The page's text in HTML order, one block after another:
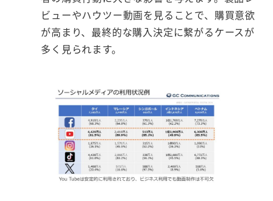
ビューやハウツー動画を見ることで、購買意欲
が高まり、最終的な購入決定に繋がるケースが
多く見られます。